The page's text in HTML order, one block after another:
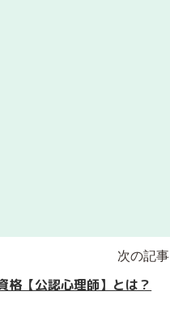
次の記事
格【公認心理師】とは？